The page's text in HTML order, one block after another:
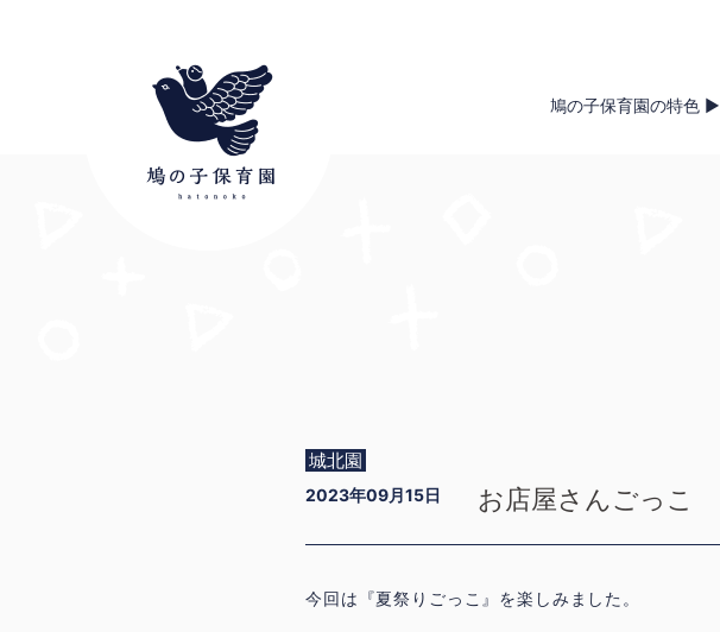
鳩の子保育園の特色 ▶
城北園
2023年09月15日 お店屋さんごっこ
今回は『夏祭りごっこ』を楽しみました。